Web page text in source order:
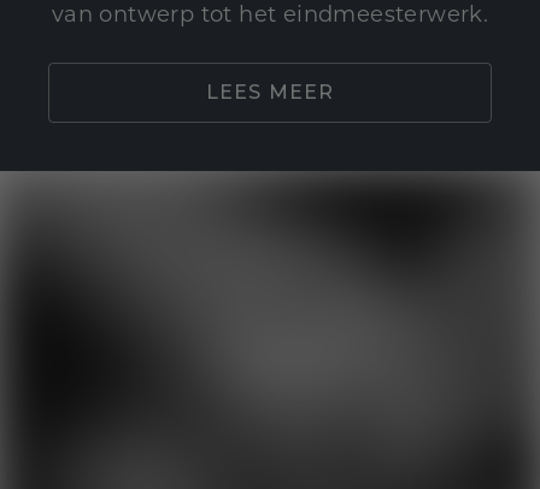
van ontwerp tot het eindmeesterwerk.
LEES MEER